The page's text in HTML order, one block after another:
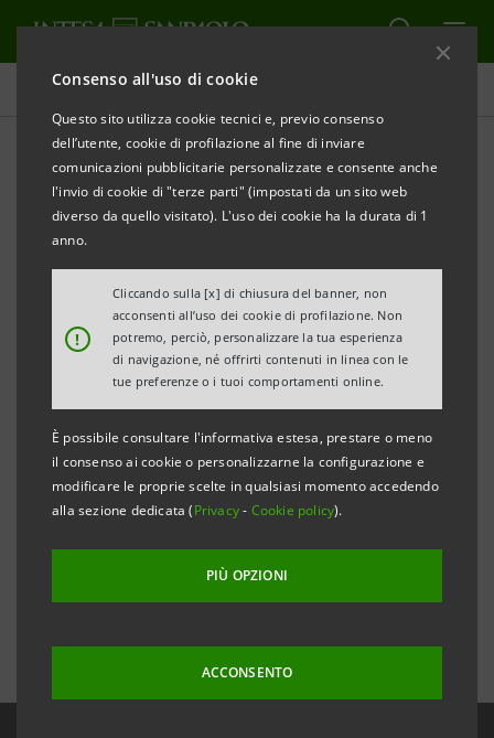
Consenso all'uso di cookie
Questo sito utilizza cookie tecnici e, previo consenso
dell’utente, cookie di profilazione al fine di inviare
comunicazioni pubblicitarie personalizzate e consente anche
l'invio di cookie di "terze parti" (impostati da un sito web
diverso da quello visitato). L'uso dei cookie ha la durata di 1
anno.
!
Cliccando sulla [x] di chiusura del banner, non
acconsenti all’uso dei cookie di profilazione. Non
potremo, perciò, personalizzare la tua esperienza
di navigazione, né offrirti contenuti in linea con le
tue preferenze o i tuoi comportamenti online.
È possibile consultare l'informativa estesa, prestare o meno
il consenso ai cookie o personalizzarne la configurazione e
modificare le proprie scelte in qualsiasi momento accedendo
alla sezione dedicata (Privacy- Cookie policy).
PIÙ OPZIONI
ACCONSENTO
Rendicontazione Consolidata di Sostenibilità
Archivio
ALERT STAMPA AGGIORNA
Filtra per Anno
Rapporto di Sostenibilità 2015 PDF
Data ultimo aggiornamento 7 settembre 2017 alle ore 14:51:58